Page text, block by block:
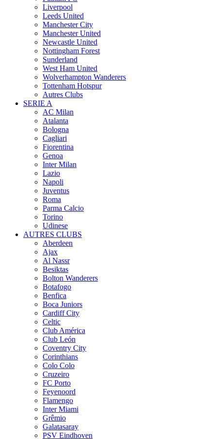
Liverpool
Leeds United
Manchester City
Manchester United
Newcastle United
Nottingham Forest
Sunderland
West Ham United
Wolverhampton Wanderers
Tottenham Hotspur
Autres Clubs
SERIE A
AC Milan
Atalanta
Bologna
Cagliari
Fiorentina
Genoa
Inter Milan
Lazio
Napoli
Juventus
Roma
Parma Calcio
Torino
Udinese
AUTRES CLUBS
Aberdeen
Ajax
Al Nassr
Besiktas
Bolton Wanderers
Botafogo
Benfica
Boca Juniors
Cardiff City
Celtic
Club América
Club León
Coventry City
Corinthians
Colo Colo
Cruzeiro
FC Porto
Feyenoord
Flamengo
Inter Miami
Grêmio
Galatasaray
PSV Eindhoven